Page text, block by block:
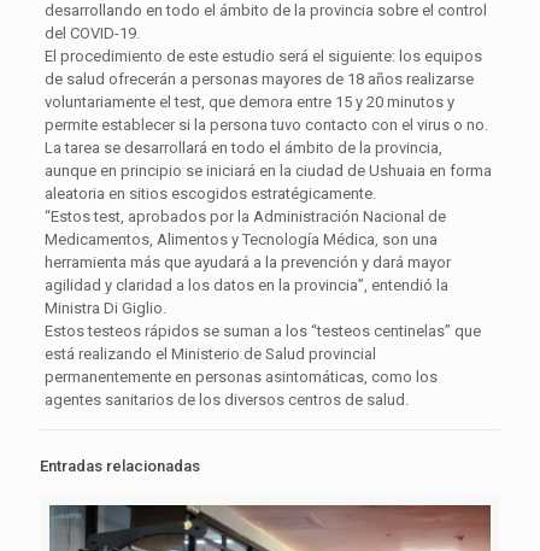
desarrollando en todo el ámbito de la provincia sobre el control
del COVID-19.
El procedimiento de este estudio será el siguiente: los equipos
de salud ofrecerán a personas mayores de 18 años realizarse
voluntariamente el test, que demora entre 15 y 20 minutos y
permite establecer si la persona tuvo contacto con el virus o no.
La tarea se desarrollará en todo el ámbito de la provincia,
aunque en principio se iniciará en la ciudad de Ushuaia en forma
aleatoria en sitios escogidos estratégicamente.
“Estos test, aprobados por la Administración Nacional de
Medicamentos, Alimentos y Tecnología Médica, son una
herramienta más que ayudará a la prevención y dará mayor
agilidad y claridad a los datos en la provincia”, entendió la
Ministra Di Giglio.
Estos testeos rápidos se suman a los “testeos centinelas” que
está realizando el Ministerio de Salud provincial
permanentemente en personas asintomáticas, como los
agentes sanitarios de los diversos centros de salud.
Entradas relacionadas